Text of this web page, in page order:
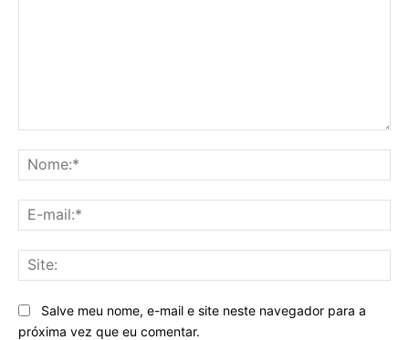
Salve meu nome, e-mail e site neste navegador para a
próxima vez que eu comentar.